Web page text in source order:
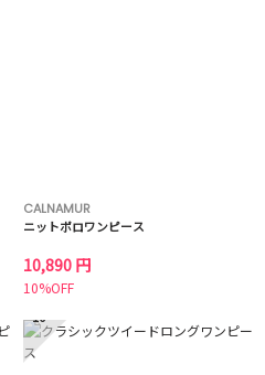
CALNAMUR
ニットポロワンピース
10,890 円
10%OFF
10